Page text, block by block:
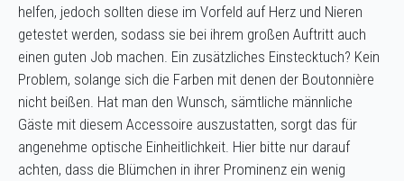
helfen, jedoch sollten diese im Vorfeld auf Herz und Nieren
getestet werden, sodass sie bei ihrem großen Auftritt auch
einen guten Job machen. Ein zusätzliches Einstecktuch? Kein
Problem, solange sich die Farben mit denen der Boutonnière
nicht beißen. Hat man den Wunsch, sämtliche männliche
Gäste mit diesem Accessoire auszustatten, sorgt das für
angenehme optische Einheitlichkeit. Hier bitte nur darauf
achten, dass die Blümchen in ihrer Prominenz ein wenig